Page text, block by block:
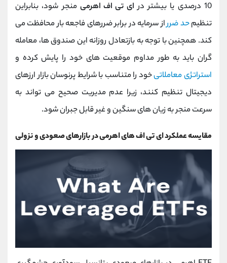
10 درصدی یا بیشتر در
ای ‌تی ‌اف اهرمی منجر شود، بنابراین
تنظیمحد ضرراز سرمایه در برابر ضررهای فاجعه ‌بار محافظت می‌
کند. همچنین با توجه به بازتعادل روزانه این صندوق ‌ها، معامله
‌گران باید به ‌طور مداوم موقعیت ‌های خود را پایش کرده و
استراتژی معاملاتیخود را متناسب با شرایط پرنوسان بازار ارزهای
دیجیتال تنظیم کنند، زیرا عدم مدیریت صحیح می ‌تواند به
سرعت منجر به زیان‌ های سنگین و غیر قابل‌ جبران شود.
مقایسه عملکرد ای ‌تی ‌اف‌ های اهرمی در بازارهای صعودی و نزولی